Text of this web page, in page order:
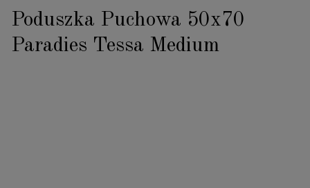
Poduszka Puchowa 50x70
Paradies Tessa Medium